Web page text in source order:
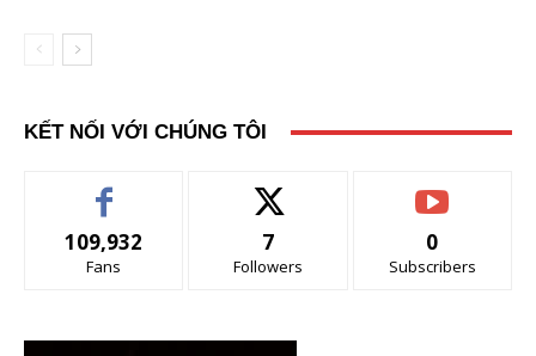
KẾT NỐI VỚI CHÚNG TÔI
109,932
Fans
7
Followers
0
Subscribers